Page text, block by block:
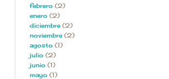
febrero (2)
enero (2)
diciembre (2)
noviembre (2)
agosto (1)
julio (2)
junio (1)
mayo (1)